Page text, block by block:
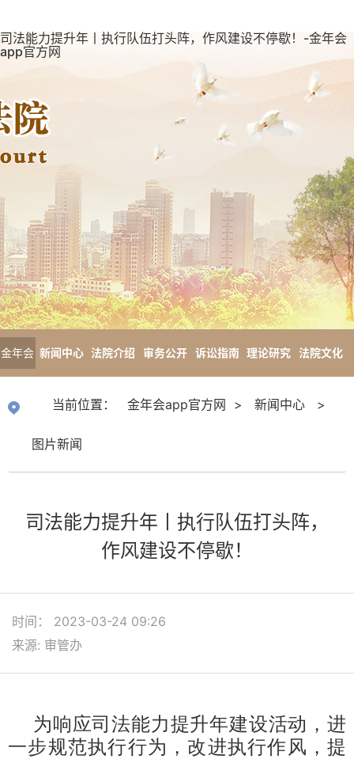
司法能力提升年丨执行队伍打头阵，作风建设不停歇！-金年会
app官方网
金年会
方网
新闻中心 法院介绍 审务公开 诉讼指南 理论研究 法院文化
当前位置： 金年会app官方网 > 新闻中心 >
图片新闻
司法能力提升年丨执行队伍打头阵，
作风建设不停歇！
时间： 2023-03-24 09:26
来源: 审管办
为响应司法能力提升年建设活动，进
一步规范执行行为，改进执行作风，提